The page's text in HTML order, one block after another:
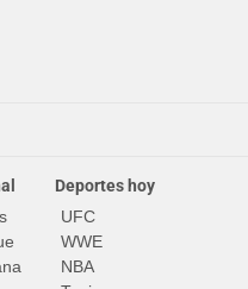
Deportes hoy
UFC
WWE
NBA